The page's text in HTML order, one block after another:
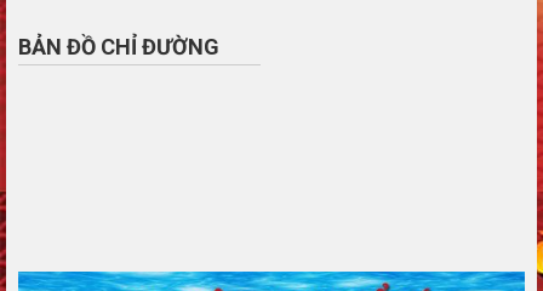
BẢN ĐỒ CHỈ ĐƯỜNG